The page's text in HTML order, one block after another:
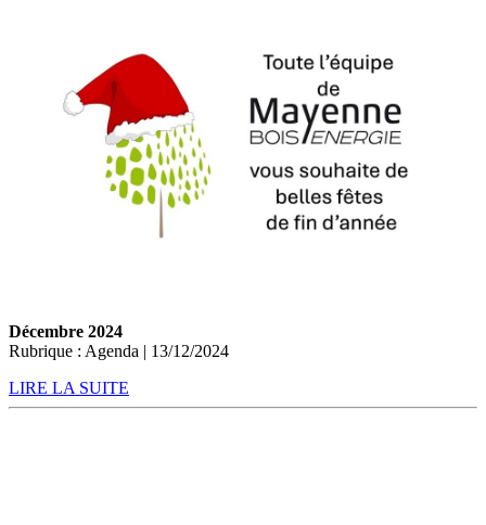
Décembre 2024
Rubrique : Agenda | 13/12/2024
LIRE LA SUITE